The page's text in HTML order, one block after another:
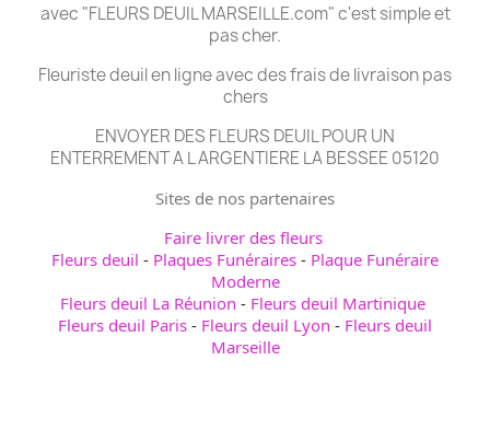
avec "FLEURS DEUIL MARSEILLE.com" c'est simple et
pas cher.
Fleuriste deuil en ligne avec des frais de livraison pas
chers
ENVOYER DES FLEURS DEUIL POUR UN
ENTERREMENT A L ARGENTIERE LA BESSEE 05120
Sites de nos partenaires
Faire livrer des fleurs
Fleurs deuil - Plaques Funéraires - Plaque Funéraire
Moderne
Fleurs deuil La Réunion - Fleurs deuil Martinique
Fleurs deuil Paris - Fleurs deuil Lyon - Fleurs deuil
Marseille